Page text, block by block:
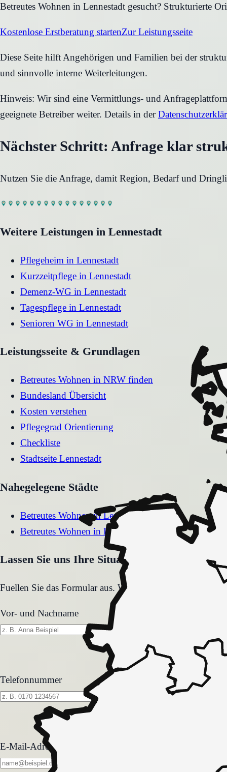
Betreutes Wohnen in Lennestadt gesucht? Strukturierte
Kostenlose Erstberatung startenZur Leistungsseite
Diese Seite hilft Angehörigen und Familien bei der
und sinnvolle interne Weiterleitungen.
Hinweis: Wir sind eine Vermittlungs- und
geeignete Betreiber weiter. Details in der
Nächster Schritt: Anfrage klar
Nutzen Sie die Anfrage, damit Region, Bedarf und
Weitere Leistungen in Lennestadt
Pflegeheim in Lennestadt
Kurzzeitpflege in Lennestadt
Demenz-WG in Lennestadt
Tagespflege in Lennestadt
Senioren WG in Lennestadt
Leistungsseite & Grundlagen
Betreutes Wohnen in NRW finden
Bundesland Übersicht
Kosten verstehen
Pflegegrad Orientierung
Checkliste
Stadtseite Lennestadt
Nahegelegene Städte
Betreutes WohneninLengerich
Betreutes Wohnen in Lemgo
Lassen Sie uns Ihre Situation gemeinsam
Fuellen Sie das Formular aus. Wir melden uns zeitnah
Vor- und Nachname
Telefonnummer
E-Mail-Adresse